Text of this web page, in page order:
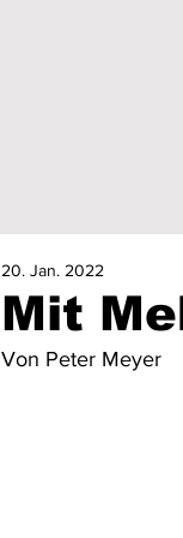
Mit
20. Jan. 2022
Von Peter Meyer